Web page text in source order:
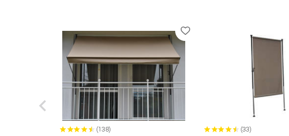
(138) (33)